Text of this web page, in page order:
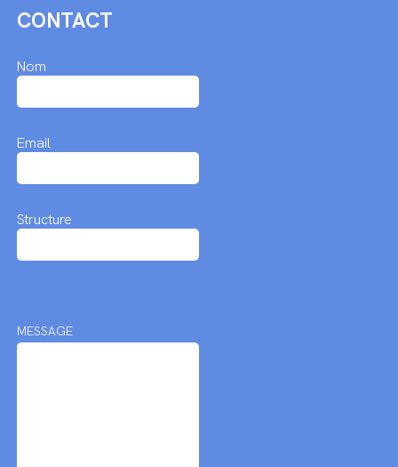
CONTACT
Nom
Email
Structure
MESSAGE